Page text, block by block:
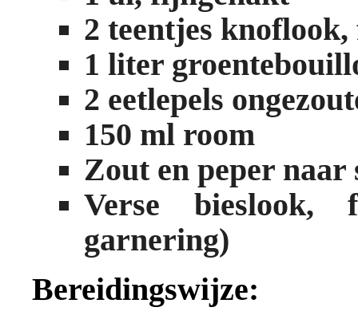
2 teentjes
1 liter
2 eetlepels
150 ml room
Zout en peper naar
Verse bieslook,
garnering)
Bereidingswijze: